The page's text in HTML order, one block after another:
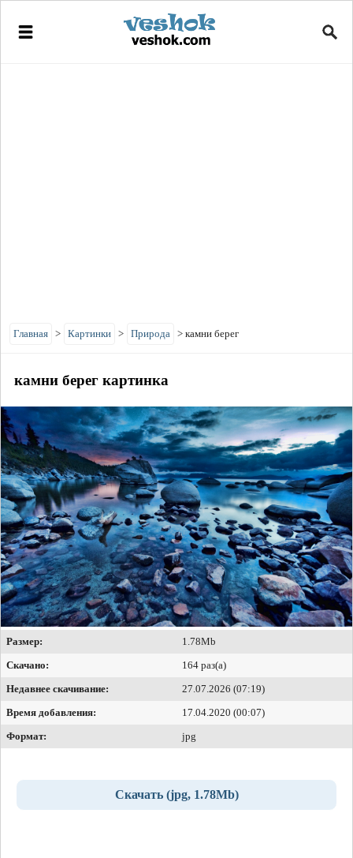
Главная > Картинки > Природа > камни берег
камни берег картинка
Размер:
1.78Mb
Скачано:
164 раз(а)
Недавнее скачивание:
27.07.2026 (07:19)
Время добавления:
17.04.2020 (00:07)
Формат:
jpg
Скачать (jpg, 1.78Mb)